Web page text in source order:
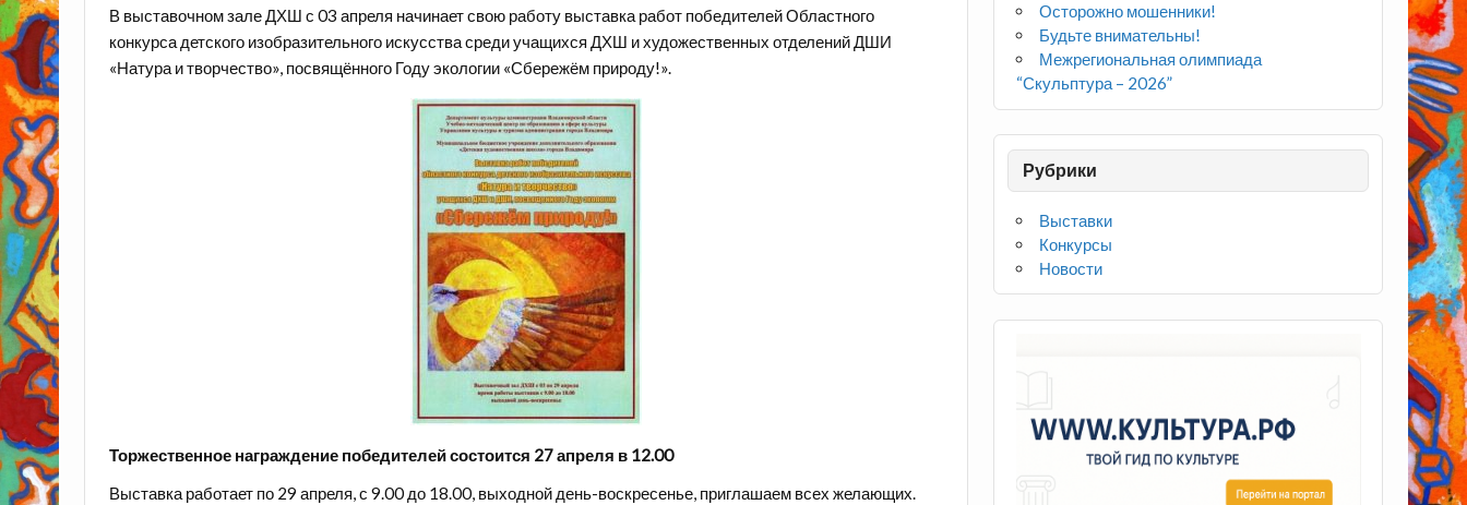
В выставочном зале ДХШ с 03 апреля начинает свою работу выставка работ победителей Областного
конкурса детского изобразительного искусства среди учащихся ДХШ и художественных отделений ДШИ
«Натура и творчество», посвящённого Году экологии «Сбережём природу!».
Торжественное награждение победителей состоится 27 апреля в 12.00
Выставка работает по 29 апреля, с 9.00 до 18.00, выходной день-воскресенье, приглашаем всех желающих.
Осторожно мошенники!
Будьте внимательны!
Межрегиональная олимпиада
“Скульптура – 2026”
Рубрики
Выставки
Конкурсы
Новости